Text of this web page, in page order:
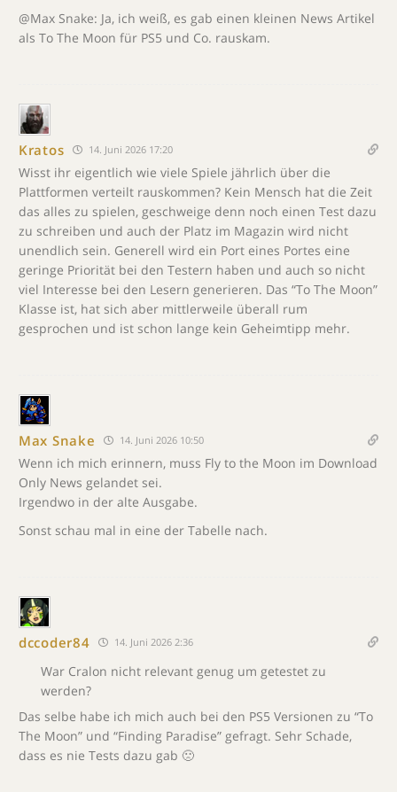
@Max Snake: Ja, ich weiß, es gab einen kleinen News Artikel
als To The Moon für PS5 und Co. rauskam.
Kratos 14. Juni 2026 17:20
Wisst ihr eigentlich wie viele Spiele jährlich über die
Plattformen verteilt rauskommen? Kein Mensch hat die Zeit
das alles zu spielen, geschweige denn noch einen Test dazu
zu schreiben und auch der Platz im Magazin wird nicht
unendlich sein. Generell wird ein Port eines Portes eine
geringe Priorität bei den Testern haben und auch so nicht
viel Interesse bei den Lesern generieren. Das “To The Moon”
Klasse ist, hat sich aber mittlerweile überall rum
gesprochen und ist schon lange kein Geheimtipp mehr.
Max Snake 14. Juni 2026 10:50
Wenn ich mich erinnern, muss Fly to the Moon im Download
Only News gelandet sei.
Irgendwo in der alte Ausgabe.
Sonst schau mal in eine der Tabelle nach.
dccoder84 14. Juni 2026 2:36
War Cralon nicht relevant genug um getestet zu
werden?
Das selbe habe ich mich auch bei den PS5 Versionen zu “To
The Moon” und “Finding Paradise” gefragt. Sehr Schade,
dass es nie Tests dazu gab 🙁